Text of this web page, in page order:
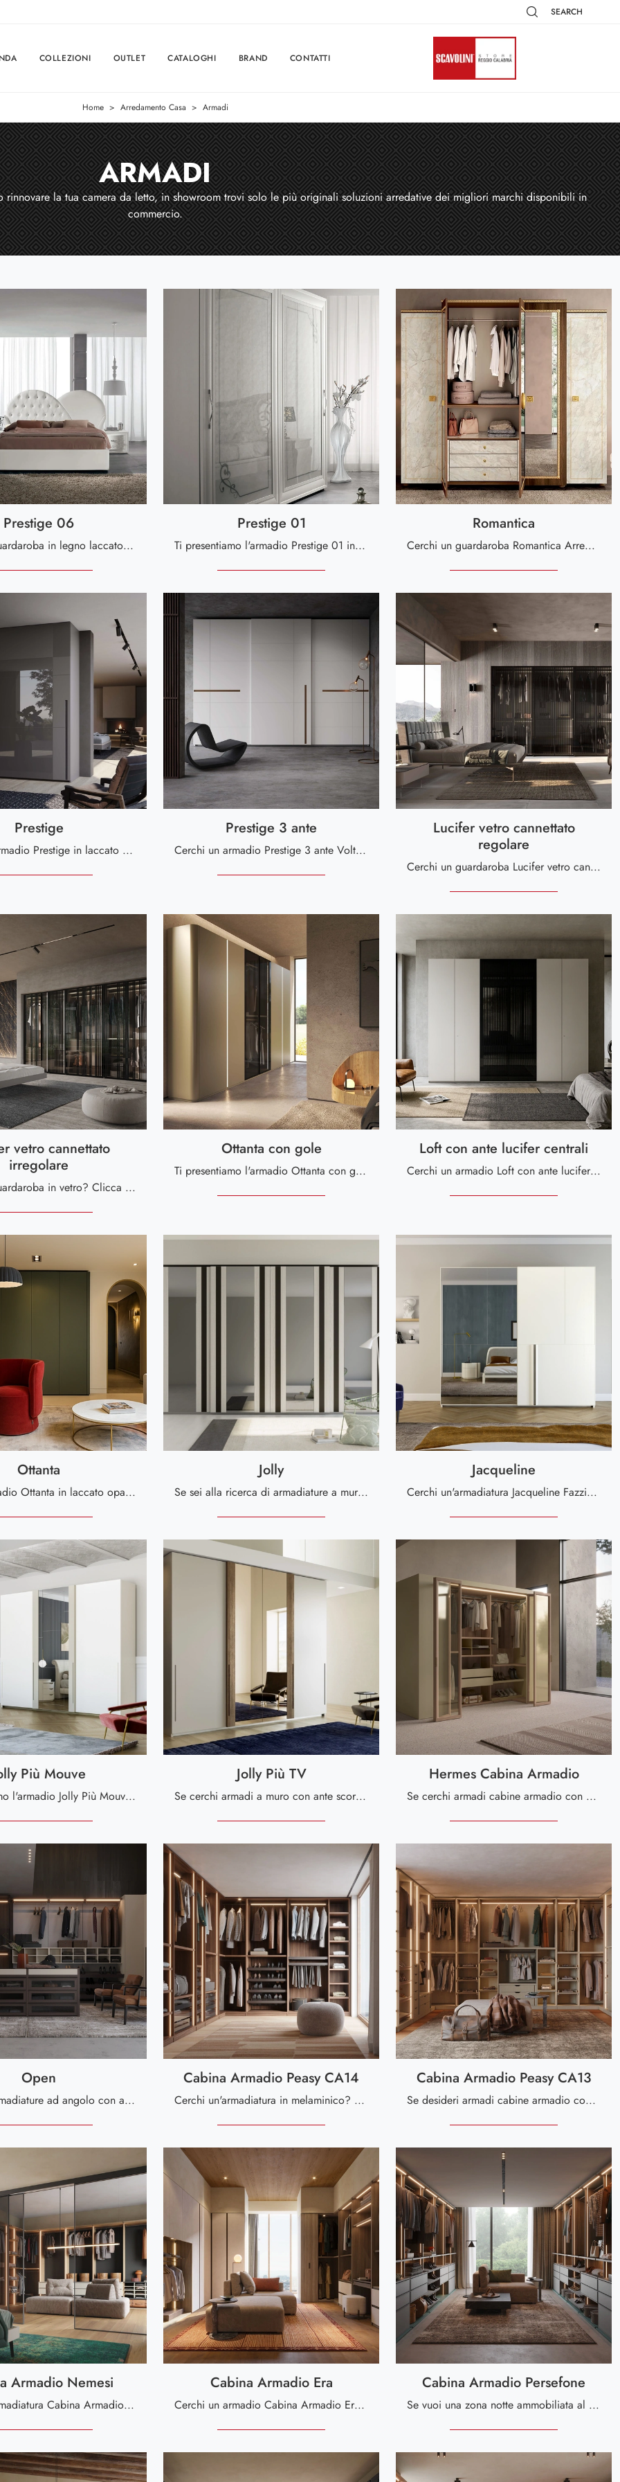
SEARCH
COLLEZIONI OUTLET CATALOGHI BRAND CONTATTI
Home > Arredamento Casa > Armadi
ARMADI
la tua camera da letto, in showroom trovi solo le più originali soluzioni arredative dei migliori marchi disponibili in
commercio.
Prestige 06
Cerchi un guardaroba in legno laccato? Clicca e scopri armadiature a muro con ante scorrevoli di Spar.
Prestige 01
Ti presentiamo l'armadio Prestige 01 in legno laccato di Spar! Una ricca gamma di armadi a muro con ante scorrevoli.
Romantica
Cerchi un guardaroba Romantica Arredoclassic? Clicca subito! Gli armadi a muro con ante battenti ti attendono.
Prestige
Ecco qui l'armadio Prestige in laccato opaco di Voltan! Un ricco catalogo di armadi a muro con ante scorrevoli.
Prestige 3 ante
Cerchi un armadio Prestige 3 ante Voltan? Clicca subito! Gli armadi a muro con ante scorrevoli ti aspettano.
Lucifer vetro cannettato
regolare
Cerchi un guardaroba Lucifer vetro cannettato regolare Voltan? Clicca subito! Gli armadi a muro con ante battenti ti aspettano.
vetro cannettato
irregolare
Cerchi un guardaroba in vetro? Clicca e scopri armadi a muro con ante battenti di Voltan.
Ottanta con gole
Ti presentiamo l'armadio Ottanta con gole in laccato opaco di Voltan! Una ricca gamma di armadi a muro con ante battenti.
Loft con ante lucifer centrali
Cerchi un armadio Loft con ante lucifer centrali Voltan? Clicca subito! Gli armadi a muro con ante battenti ti attendono.
Ottanta
Eccoti l'armadio Ottanta in laccato opaco di Voltan! Un ricco catalogo di armadi a muro con ante battenti.
Jolly
Se sei alla ricerca di armadiature a muro con ante scorrevoli, clicca e scopri l'armadio Jolly di Fazzini in legno.
Jacqueline
Cerchi un'armadiatura Jacqueline Fazzini? Clicca subito! Gli armadi a muro con ante scorrevoli ti aspettano.
Più Mouve
Ti presentiamo l'armadio Jolly Più Mouve in laccato opaco di Fazzini! Un ricco catalogo di armadi a muro con ante scorrevoli.
Jolly Più TV
Se cerchi armadi a muro con ante scorrevoli, clicca e scopri l'armadio Jolly Più TV di Fazzini in laccato opaco.
Hermes Cabina Armadio
Se cerchi armadi cabine armadio con ante a soffietto, clicca e scopri l'armadio Hermes Cabina Armadio di Fazzini in laccato opaco.
Open
Se cerchi armadiature ad angolo con ante battenti, clicca e scopri l'armadio Open di Giessegi in vetro.
Cabina Armadio Peasy CA14
Cerchi un'armadiatura in melaminico? Clicca e scopri armadiature cabine armadio con ante scorrevoli di Giessegi.
Cabina Armadio Peasy CA13
Se desideri armadi cabine armadio con ante scorrevoli, clicca e scopri l'armadio Cabina Armadio Peasy CA13 di Giessegi in melaminico.
Armadio Nemesi
Cerchi un'armadiatura Cabina Armadio Nemesi Giessegi? Clicca subito! Gli armadi cabine armadio con ante scorrevoli ti aspettano.
Cabina Armadio Era
Cerchi un armadio Cabina Armadio Era Giessegi? Clicca subito! Gli armadi cabine armadio con ante battenti ti aspettano.
Cabina Armadio Persefone
Se vuoi una zona notte ammobiliata al meglio, scegli l'armadio Cabina Armadio Persefone con ante scorrevoli di Giessegi!